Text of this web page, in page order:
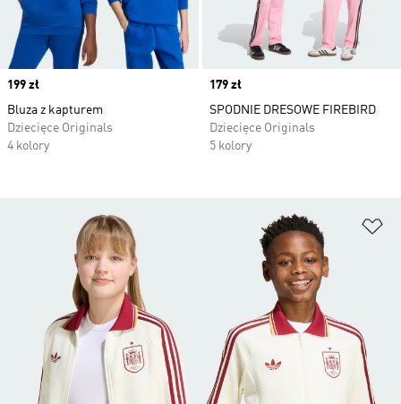
Price
199 zł
Bluza z kapturem
Dziecięce Originals
4 kolory
Price
179 zł
SPODNIE DRESOWE FIREBIRD
Dziecięce Originals
5 kolory